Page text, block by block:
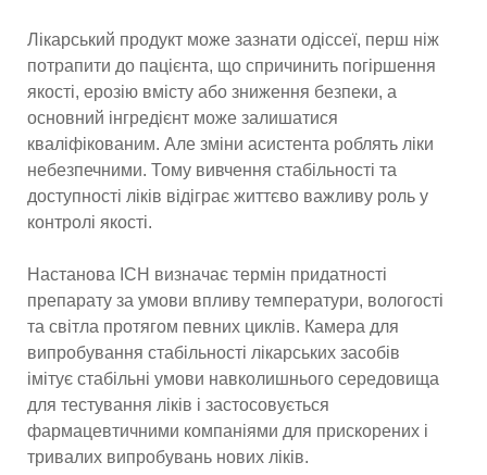
Лікарський продукт може зазнати одіссеї, перш ніж
потрапити до пацієнта, що спричинить погіршення
якості, ерозію вмісту або зниження безпеки, а
основний інгредієнт може залишатися
кваліфікованим. Але зміни асистента роблять ліки
небезпечними. Тому вивчення стабільності та
доступності ліків відіграє життєво важливу роль у
контролі якості.
Настанова ICH визначає термін придатності
препарату за умови впливу температури, вологості
та світла протягом певних циклів. Камера для
випробування стабільності лікарських засобів
імітує стабільні умови навколишнього середовища
для тестування ліків і застосовується
фармацевтичними компаніями для прискорених і
тривалих випробувань нових ліків.